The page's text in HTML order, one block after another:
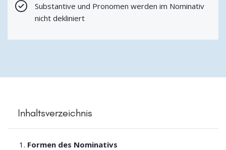
Substantive und Pronomen werden im Nominativ
nicht dekliniert
Inhaltsverzeichnis
Formen des Nominativs